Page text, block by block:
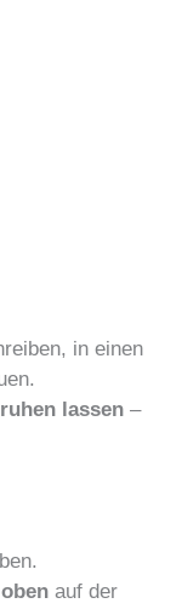
in einen
lassen –
auf der